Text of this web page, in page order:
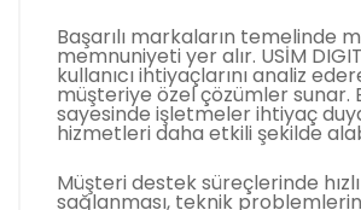
Başarılı markaların temelinde
memnuniyeti yer alır. USİM
kullanıcı ihtiyaçlarını analiz
müşteriye özel çözümler sunar.
sayesinde işletmeler ihtiyaç
hizmetleri daha etkili şekilde
Müşteri destek süreçlerinde
sağlanması, teknik